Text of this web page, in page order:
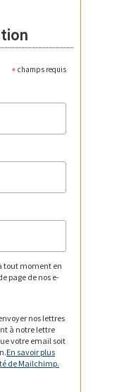
* champs requis
tout moment en
page de nos e-
nos lettres
à notre lettre
votre email soit
En savoir plus
de Mailchimp.